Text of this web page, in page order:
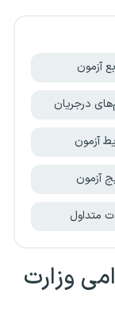
آزمون
درجریان
آزمون
آزمون
متداول
وزارت